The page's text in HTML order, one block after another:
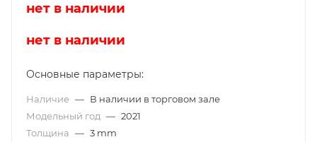
нет в наличии
нет в наличии
Основные параметры:
Наличие — В наличии в торговом зале
Модельный год — 2021
Толщина — 3 mm